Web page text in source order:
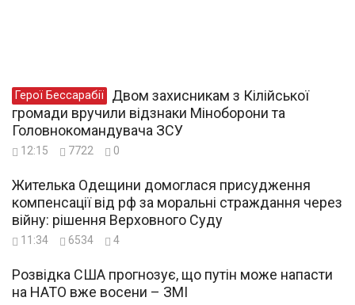
Герої Бессарабії
громади вручили відзнаки Міноборони та
Головнокомандувача ЗСУ
12:15 7722 0
Жителька Одещини домоглася присудження
компенсації від рф за моральні страждання через
війну: рішення Верховного Суду
11:34 6534 4
Розвідка США прогнозує, що путін може напасти
на НАТО вже восени – ЗМІ